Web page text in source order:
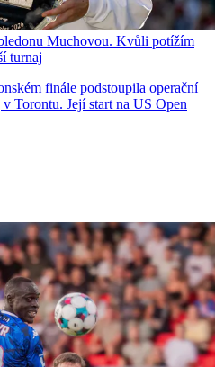
Muchovou. Kvůli potížím
turnaj
finále podstoupila operační
Torontu. Její start na US Open